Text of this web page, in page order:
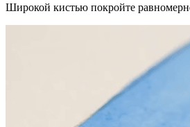
Широкой кистью покройте